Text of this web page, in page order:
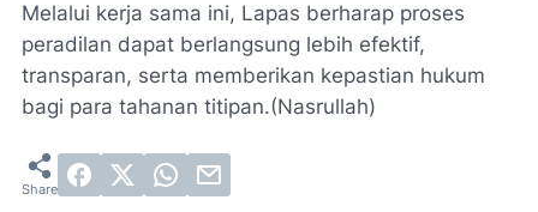
Melalui kerja sama ini, Lapas berharap proses
peradilan dapat berlangsung lebih efektif,
transparan, serta memberikan kepastian hukum
bagi para tahanan titipan.(Nasrullah)